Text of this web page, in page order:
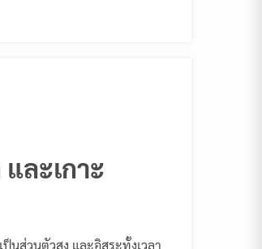
ละเกาะ
นส่วนตัวสูง และอิสระทั้งเวลา